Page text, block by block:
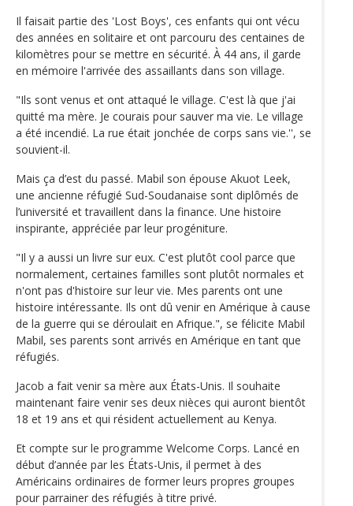
Il faisait partie des 'Lost Boys', ces enfants qui ont vécu
des années en solitaire et ont parcouru des centaines de
kilomètres pour se mettre en sécurité. À 44 ans, il garde
en mémoire l'arrivée des assaillants dans son village.
"Ils sont venus et ont attaqué le village. C'est là que j'ai
quitté ma mère. Je courais pour sauver ma vie. Le village
a été incendié. La rue était jonchée de corps sans vie.'', se
souvient-il.
Mais ça d’est du passé. Mabil son épouse Akuot Leek,
une ancienne réfugié Sud-Soudanaise sont diplômés de
l’université et travaillent dans la finance. Une histoire
inspirante, appréciée par leur progéniture.
"Il y a aussi un livre sur eux. C'est plutôt cool parce que
normalement, certaines familles sont plutôt normales et
n'ont pas d'histoire sur leur vie. Mes parents ont une
histoire intéressante. Ils ont dû venir en Amérique à cause
de la guerre qui se déroulait en Afrique.", se félicite Mabil
Mabil, ses parents sont arrivés en Amérique en tant que
réfugiés.
Jacob a fait venir sa mère aux États-Unis. Il souhaite
maintenant faire venir ses deux nièces qui auront bientôt
18 et 19 ans et qui résident actuellement au Kenya.
Et compte sur le programme Welcome Corps. Lancé en
début d’année par les États-Unis, il permet à des
Américains ordinaires de former leurs propres groupes
pour parrainer des réfugiés à titre privé.